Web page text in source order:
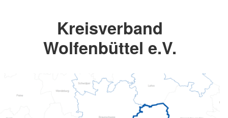
Kreisverband
Wolfenbüttel e.V.